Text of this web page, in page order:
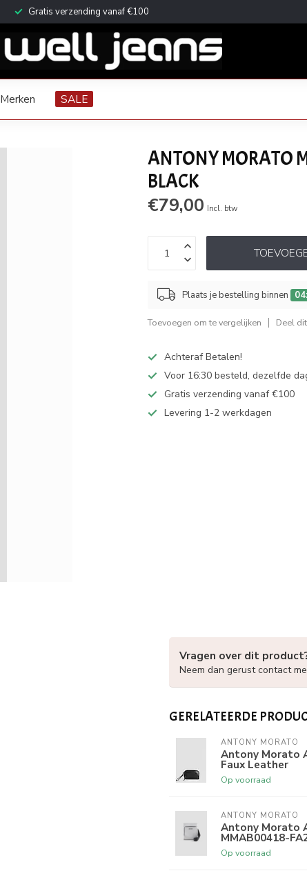
Gratis verzending vanaf €100
Merken SALE
ANTONY MORATO
BLACK
€79,00 Incl. btw
Plaats je bestelling binnen
Toevoegen om te vergelijken Deel
Achteraf Betalen!
Voor 16:30 besteld, dezelfde
Gratis verzending vanaf €100
Levering 1-2 werkdagen
Vragen over dit
Neem dan gerust contact
GERELATEERDE
ANTONY MORATO
Antony Morato
Faux Leather
Op voorraad
ANTONY MORATO
Antony Morato
MMAB00418-
Op voorraad